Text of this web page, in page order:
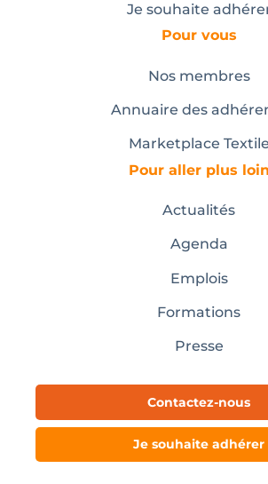
Je souhaite
Pour vous
Nos membres
Annuaire des
Marketplace Textile
Pour aller plus loin
Actualités
Agenda
Emplois
Formations
Presse
Contactez-nous
Je souhaite adhérer